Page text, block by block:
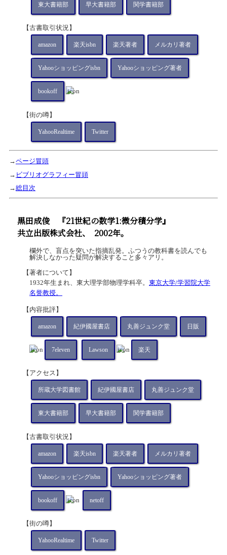
東大書籍部 早大書籍部 関学書籍部
【古書取引状況】
amazon 楽天isbn 楽天著者 メルカリ著者
Yahooショッピングisbn Yahooショッピング著者
bookoff
【街の噂】
YahooRealtime Twitter
→ページ冒頭
→ ビブリオグラフィー冒頭
→総目次
黒田成俊
『21世紀の数学1:微分積分学』
共立出版株式会社、
2002年。
欄外で、盲点を突いた指摘乱発。ふつうの教科書を読んでも
解決しなかった疑問が解決すること多々アリ。
【著者について】
1932年生まれ、東大理学部物理学科卒。 東京大学/学習院大学
名誉教授。
【内容批評】
amazon 紀伊國屋書店 丸善ジュンク堂 日販
7eleven Lawson 楽天
【アクセス】
所蔵大学図書館 紀伊國屋書店 丸善ジュンク堂
東大書籍部 早大書籍部 関学書籍部
【古書取引状況】
amazon 楽天isbn 楽天著者 メルカリ著者
Yahooショッピングisbn Yahooショッピング著者
bookoff netoff
【街の噂】
YahooRealtime Twitter